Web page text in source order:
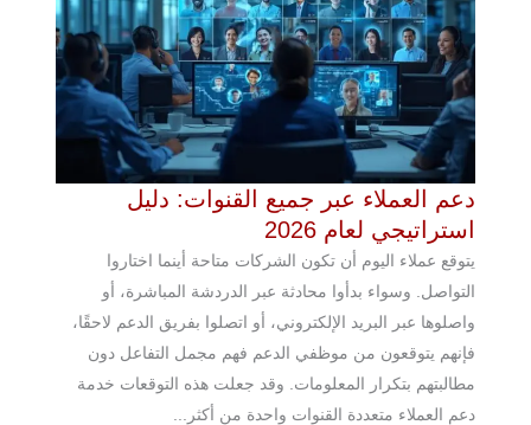
دعم العملاء عبر جميع القنوات: دليل
استراتيجي لعام 2026
يتوقع عملاء اليوم أن تكون الشركات متاحة أينما اختاروا
التواصل. وسواء بدأوا محادثة عبر الدردشة المباشرة، أو
واصلوها عبر البريد الإلكتروني، أو اتصلوا بفريق الدعم لاحقًا،
فإنهم يتوقعون من موظفي الدعم فهم مجمل التفاعل دون
مطالبتهم بتكرار المعلومات. وقد جعلت هذه التوقعات خدمة
دعم العملاء متعددة القنوات واحدة من أكثر...